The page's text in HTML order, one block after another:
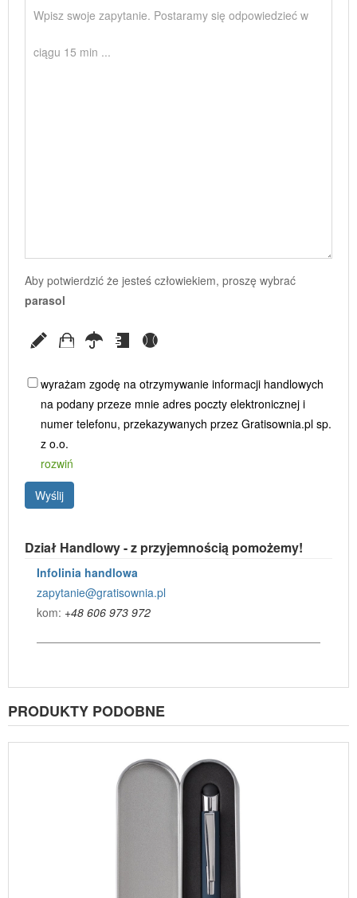
Aby potwierdzić że jesteś człowiekiem, proszę wybrać
parasol
wyrażam zgodę na otrzymywanie informacji handlowych
na podany przeze mnie adres poczty elektronicznej i
numer telefonu, przekazywanych przez Gratisownia.pl sp.
z o.o.
rozwiń
Wyślij
Dział Handlowy - z przyjemnością pomożemy!
Infolinia handlowa
zapytanie@gratisownia.pl
kom: +48 606 973 972
PRODUKTY PODOBNE